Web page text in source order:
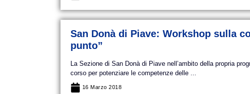
San Donà di Piave: Workshop sulla
punto”
La Sezione di San Donà di Piave nell’ambito della propria
corso per potenziare le competenze delle ...
16 Marzo 2018